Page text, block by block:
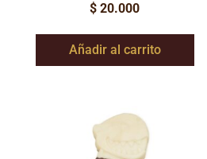
$ 20.000
Añadir al carrito